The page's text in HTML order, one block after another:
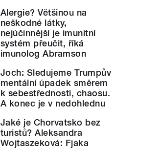
Alergie? Většinou na
neškodné látky,
nejúčinnější je imunitní
systém přeučit, říká
imunolog Abramson
Joch: Sledujeme Trumpův
mentální úpadek směrem
k sebestřednosti, chaosu.
A konec je v nedohlednu
Jaké je Chorvatsko bez
turistů? Aleksandra
Wojtaszeková: Fjaka